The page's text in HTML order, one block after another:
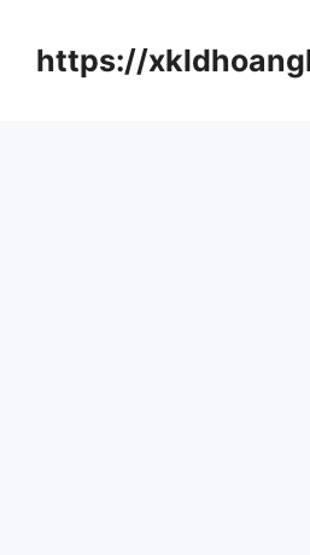
https://